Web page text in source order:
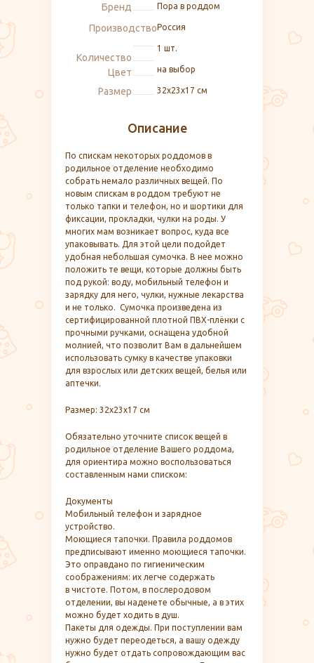
Описание
По спискам некоторых роддомов в
родильное отделение необходимо
собрать немало различных вещей. По
новым спискам в роддом требуют не
только тапки и телефон, но и шортики для
фиксации, прокладки, чулки на роды. У
многих мам возникает вопрос, куда все
упаковывать. Для этой цели подойдет
удобная небольшая сумочка. В нее можно
положить те вещи, которые должны быть
под рукой: воду, мобильный телефон и
зарядку для него, чулки, нужные лекарства
и не только. Сумочка произведена из
сертифицированной плотной ПВХ-плёнки с
прочными ручками, оснащена удобной
молнией, что позволит Вам в дальнейшем
использовать сумку в качестве упаковки
для взрослых или детских вещей, белья или
аптечки.
Размер: 32х23х17 см
Обязательно уточните список вещей в
родильное отделение Вашего роддома,
для ориентира можно воспользоваться
составленным нами списком:
Документы
Мобильный телефон и зарядное
устройство.
Моющиеся тапочки. Правила роддомов
предписывают именно моющиеся тапочки.
Это оправдано по гигиеническим
соображениям: их легче содержать
в чистоте. Потом, в послеродовом
отделении, вы наденете обычные, а в этих
можно будет ходить в душ.
Пакеты для одежды. При поступлении вам
нужно будет переодеться, а вашу одежду
нужно будет отдать сопровождающим вас
Бренд Пора в роддом
ПроизводствоРоссия
Количество
1 шт.
Цвет на выбор
Размер 32х23х17 см